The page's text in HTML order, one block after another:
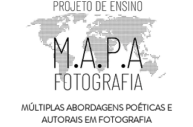
MÚLTIPLAS ABORDAGENS POÉTICAS E
AUTORAIS EM FOTOGRAFIA